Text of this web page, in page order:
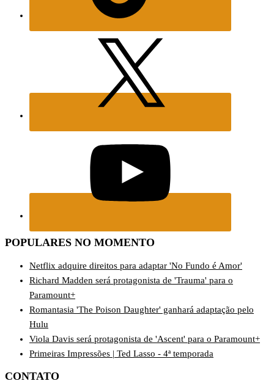
POPULARES NO MOMENTO
Netflix adquire direitos para adaptar 'No Fundo é Amor'
Richard Madden será protagonista de 'Trauma' para o
Paramount+
Romantasia 'The Poison Daughter' ganhará adaptação pelo
Hulu
Viola Davis será protagonista de 'Ascent' para o Paramount+
Primeiras Impressões | Ted Lasso - 4ª temporada
CONTATO